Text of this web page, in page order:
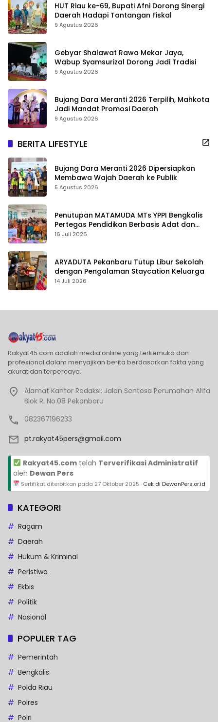
HUT Riau ke-69, Bupati Afni Dorong Sinergi
Daerah Hadapi Tantangan Fiskal
9 Agustus 2026
Gebyar Shalawat Rawa Mekar Jaya,
Wabup Syamsurizal Dorong Jadi Tradisi
9 Agustus 2026
Bujang Dara Meranti 2026 Terpilih, Mahkota
Jadi Mandat Promosi Daerah
9 Agustus 2026
BERITA LIFESTYLE
Bujang Dara Meranti 2026 Dipersiapkan
Membawa Wajah Daerah ke Publik
5 Agustus 2026
Penutupan MATAMUDA MTs YPPI Bengkalis
Pertegas Pendidikan Berbasis Adat dan
Karakter
16 Juli 2026
ARYADUTA Pekanbaru Tutup Libur Sekolah
dengan Pengalaman Staycation Keluarga
14 Juli 2026
Rakyat45.com adalah media online yang terkemuka dan
profesional dalam menyajikan berita berdasarkan fakta yang
akurat dan terpercaya.
Alamat Kantor Redaksi: Jalan Sentosa Perumahan Alifa
Blok R. No.08 Pekanbaru
082367196233
pt.rakyat45pers@gmail.com
Rakyat45.comtelah Terverifikasi Administratif
oleh Dewan Pers
Sertifikat diterbitkan pada 27 Oktober 2025 · Cek di DewanPers.or.id
KATEGORI
Ragam
Daerah
Hukum & Kriminal
Peristiwa
Ekbis
Politik
Nasional
POPULER TAG
Pemerintah
Bengkalis
Polda Riau
Polres
Polri